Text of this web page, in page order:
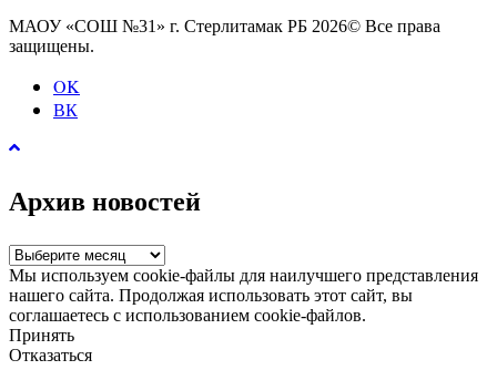
МАОУ «СОШ №31» г. Стерлитамак РБ 2026© Все права
защищены.
OK
ВК
Архив новостей
Архив
новостей
Мы используем cookie-файлы для наилучшего представления
нашего сайта. Продолжая использовать этот сайт, вы
соглашаетесь с использованием cookie-файлов.
Принять
Отказаться